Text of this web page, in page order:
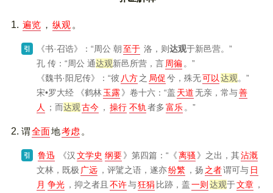
遍览 ， 纵观 。
引 《书·召诰》 ：“周公 朝至于 洛，则达观于新邑营。”
孔 传：“周公 通达观新邑所营，言 周徧 。”
《魏书·阳尼传》
：“彼 八方之 局促兮，殊无可以 达观。”
宋•罗大经
《鹤林玉露》 卷十六：“盖 天道无亲，常与善
人
；而达观古今 ， 操行 不轨 者多富乐 。”
谓全面地考虑 。
引 鲁迅 《汉 文学史 纲要》 第四篇：“ 《离骚 》 之出，其沾溉
文林，既极 广远 ，评騭之语，遂亦纷繁 ，扬 之者谓可与 日
月 争光 ，抑之者且 不许与狂狷 比跡，盖一则达观于文章 ，